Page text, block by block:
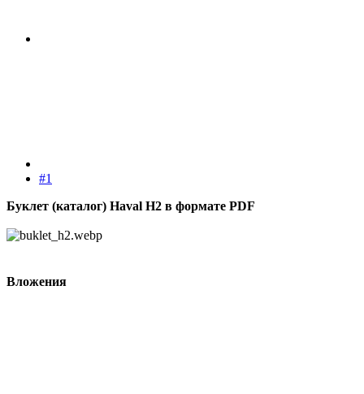
#1
Буклет (каталог) Haval H2 в формате PDF
Вложения